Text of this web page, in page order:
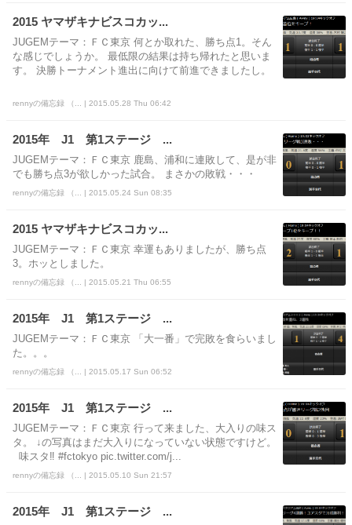
2015 ヤマザキナビスコカッ...
JUGEMテーマ：ＦＣ東京 何とか取れた、勝ち点1。そん
な感じでしょうか。 最低限の結果は持ち帰れたと思いま
す。 決勝トーナメント進出に向けて前進できましたし。
rennyの備忘録 （... | 2015.05.28 Thu 06:42
2015年 J1 第1ステージ ...
JUGEMテーマ：ＦＣ東京 鹿島、浦和に連敗して、是が非
でも勝ち点3が欲しかった試合。 まさかの敗戦・・・
rennyの備忘録 （... | 2015.05.24 Sun 08:35
2015 ヤマザキナビスコカッ...
JUGEMテーマ：ＦＣ東京 幸運もありましたが、勝ち点
3。ホッとしました。
rennyの備忘録 （... | 2015.05.21 Thu 06:55
2015年 J1 第1ステージ ...
JUGEMテーマ：ＦＣ東京 「大一番」で完敗を食らいまし
た。。。
rennyの備忘録 （... | 2015.05.17 Sun 06:52
2015年 J1 第1ステージ ...
JUGEMテーマ：ＦＣ東京 行って来ました、大入りの味ス
タ。 ↓の写真はまだ大入りになっていない状態ですけど。
味スタ‼️ #fctokyo pic.twitter.com/j...
rennyの備忘録 （... | 2015.05.10 Sun 21:57
2015年 J1 第1ステージ ...